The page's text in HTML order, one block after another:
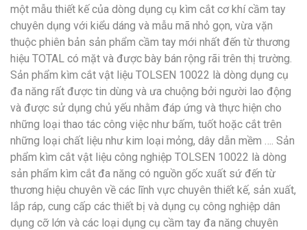
một mẫu thiết kế của dòng dụng cụ kìm cắt cơ khí cầm tay
chuyên dụng với kiểu dáng và mẫu mã nhỏ gọn, vừa vặn
thuộc phiên bản sản phẩm cầm tay mới nhất đến từ thương
hiệu TOTAL có mặt và được bày bán rộng rãi trên thị trường.
Sản phẩm kìm cắt vật liệu TOLSEN 10022 là dòng dụng cụ
đa năng rất được tin dùng và ưa chuộng bởi người lao động
và được sử dụng chủ yếu nhằm đáp ứng và thực hiện cho
những loại thao tác công việc như bấm, tuốt hoặc cắt trên
những loại chất liệu như kim loại mỏng, dây dẫn mềm …. Sản
phẩm kìm cắt vật liệu công nghiệp TOLSEN 10022 là dòng
sản phẩm kìm cắt đa năng có nguồn gốc xuất sứ đến từ
thương hiệu chuyên về các lĩnh vực chuyên thiết kế, sản xuất,
lắp ráp, cung cấp các thiết bị và dụng cụ công nghiệp dân
dụng cỡ lớn và các loại dụng cụ cầm tay đa năng chuyên